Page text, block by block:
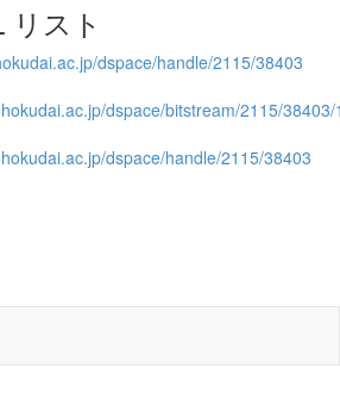
リスト
dspace/handle/2115/38403
dspace/bitstream/2115/
dspace/handle/2115/38403